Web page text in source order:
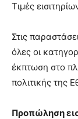
Tιμές
Στις
όλες οι
έκπτωση στο
πολιτικής της
Προπώληση